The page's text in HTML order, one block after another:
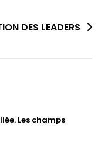
DES LEADERS
Les champs